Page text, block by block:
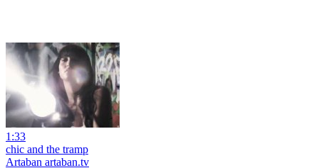
1:33
chic and the tramp
Artaban artaban.tv